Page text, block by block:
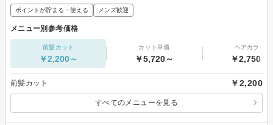
ポイントが貯まる・使える メンズ歓迎
メニュー別参考価格
前髪カット
￥2,200～
カット単価
￥5,720～
ヘアカラー
￥2,750～
前髪カット ￥2,200
すべてのメニューを見る